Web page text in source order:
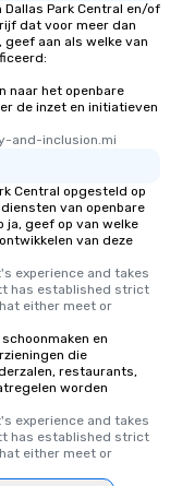
interactive
along the way
ensuring there is
Different Types of
experiences offer the
several renowned
discovered otherwise
at a typical corporate
a way to try some of
in the city and dive
cuisines and dishes.
high standards to
delight any palate. Tours Available
from Day to Night
key. Whether you
business hours or
after work, we can
Dallas Park Central en/of
dat voor meer dan
geef aan als welke van
naar het openbare
de inzet en initiatieven
and-inclusion.mi
Central opgesteld op
van openbare
geef op van welke
van deze
experience and takes
has established strict
either meet or
en
die
restaurants,
worden
experience and takes
has established strict
either meet or